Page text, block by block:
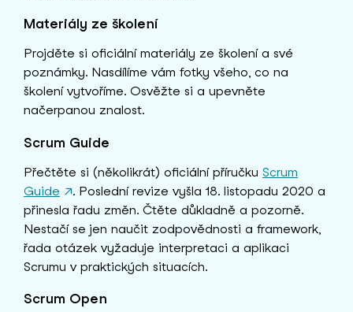
Materiály ze školení
Projděte si oficiální materiály ze školení a své
poznámky. Nasdílíme vám fotky všeho, co na
školení vytvoříme. Osvěžte si a upevněte
načerpanou znalost.
Scrum Guide
Přečtěte si (několikrát) oficiální příručku Scrum
Guide ↗. Poslední revize vyšla 18. listopadu 2020 a
přinesla řadu změn. Čtěte důkladně a pozorně.
Nestačí se jen naučit zodpovědnosti a framework,
řada otázek vyžaduje interpretaci a aplikaci
Scrumu v praktických situacích.
Scrum Open